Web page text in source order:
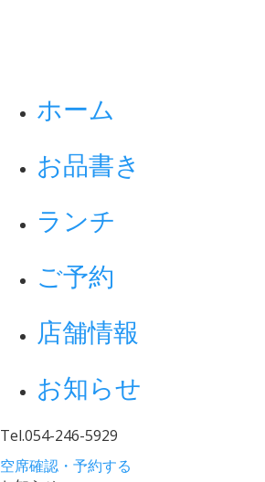
ホーム
お品書き
ランチ
ご予約
店舗情報
お知らせ
Tel.054-246-5929
空席確認・予約する